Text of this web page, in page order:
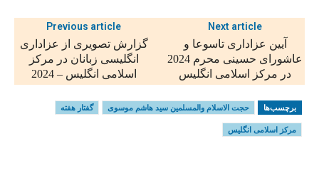
Previous article
گزارش تصویری از عزاداری
انگلیسی زبانان در مرکز
اسلامی انگلیس – 2024
Next article
آیین عزاداری تاسوعا و
عاشورای حسینی محرم 2024
در مرکز اسلامی انگلیس
برچسب‌ها حجت الاسلام والمسلمين سید هاشم موسوی گفتار هفته
مرکز اسلامی انگلیس